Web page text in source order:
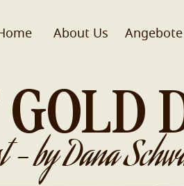
About Us Angebote
- by Dana